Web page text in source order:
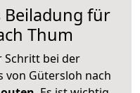
Beiladung für
Thum
Schritt bei der
von Gütersloh nach